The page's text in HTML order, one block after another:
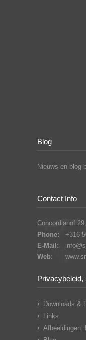
Blog
Nieuws en blog
Contact Info
Concordiahof
Phone:
+316-
E-Mail:
Web:
Privacybeleid,
Downloads &
Links
Afbeeldingen: